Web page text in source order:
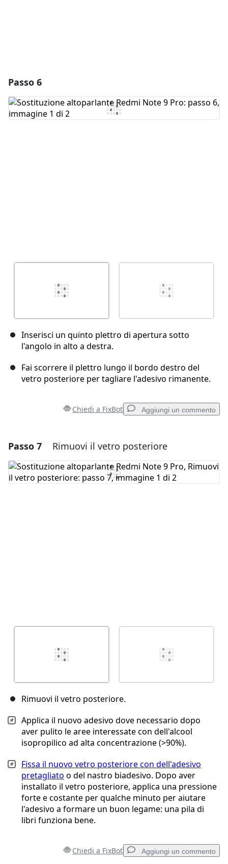
Passo 6
Inserisci un quinto plettro di apertura sotto
l'angolo in alto a destra.
Fai scorrere il plettro lungo il bordo destro del
vetro posteriore per tagliare l'adesivo rimanente.
Chiedi a FixBot Aggiungi un commento
Aggiungi un commento
Aggiungi Commento
Passo 7 Rimuovi il vetro posteriore
Rimuovi il vetro posteriore.
Applica il nuovo adesivo dove necessario dopo
aver pulito le aree interessate con dell'alcool
isopropilico ad alta concentrazione (>90%).
Fissa il nuovo vetro posteriore con dell'adesivo
pretagliato o del nastro biadesivo. Dopo aver
installato il vetro posteriore, applica una pressione
forte e costante per qualche minuto per aiutare
l'adesivo a formare un buon legame: una pila di
libri funziona bene.
Chiedi a FixBot Aggiungi un commento